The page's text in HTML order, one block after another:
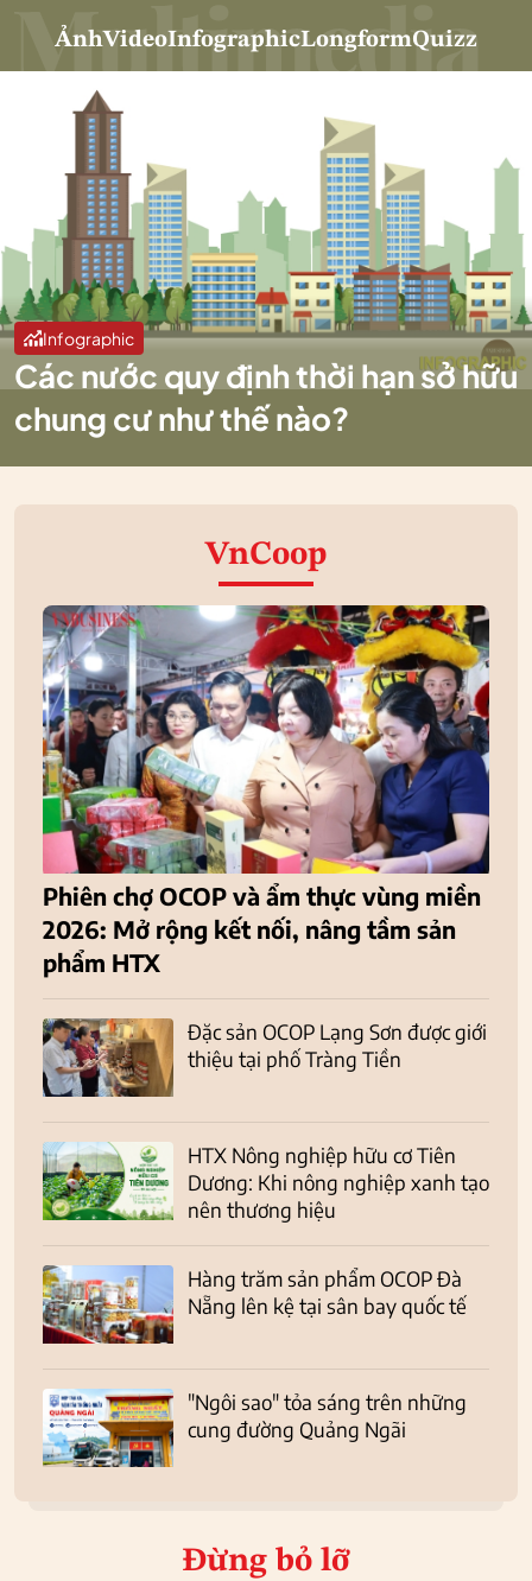
ẢnhVideoInfographicLongformQuizz
Infographic
Các nước quy định thời hạn sở hữu
chung cư như thế nào?
VnCoop
Phiên chợ OCOP và ẩm thực vùng miền
2026: Mở rộng kết nối, nâng tầm sản
phẩm HTX
Đặc sản OCOP Lạng Sơn được giới
thiệu tại phố Tràng Tiền
HTX Nông nghiệp hữu cơ Tiên
Dương: Khi nông nghiệp xanh tạo
nên thương hiệu
Hàng trăm sản phẩm OCOP Đà
Nẵng lên kệ tại sân bay quốc tế
"Ngôi sao" tỏa sáng trên những
cung đường Quảng Ngãi
Đừng bỏ lỡ